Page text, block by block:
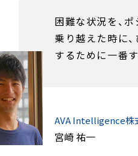
困難な状況を、
乗り越えた時に
するために一番
AVA Intelligence株
宮崎 祐一